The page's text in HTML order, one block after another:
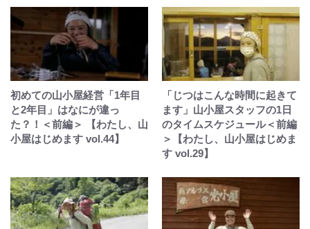
初めての山小屋経営「1年目
と2年目」はなにが違っ
た？！＜前編＞ 【わたし、山
小屋はじめます vol.44】
「じつはこんな時間に起きて
ます」山小屋スタッフの1日
のタイムスケジュール＜前編
＞【わたし、山小屋はじめま
す vol.29】